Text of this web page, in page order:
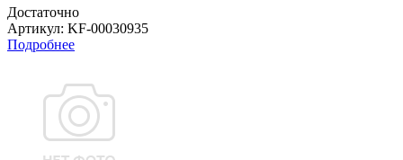
Достаточно
Артикул: KF-00030935
Подробнее